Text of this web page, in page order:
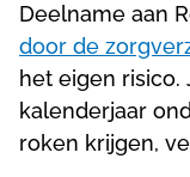
Deelname aan
door de
het eigen
kalenderjaar
roken krijgen,